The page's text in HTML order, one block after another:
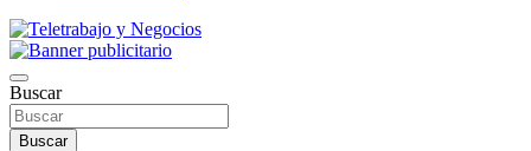
Teletrabajo y Negocios
Buscar
Buscar